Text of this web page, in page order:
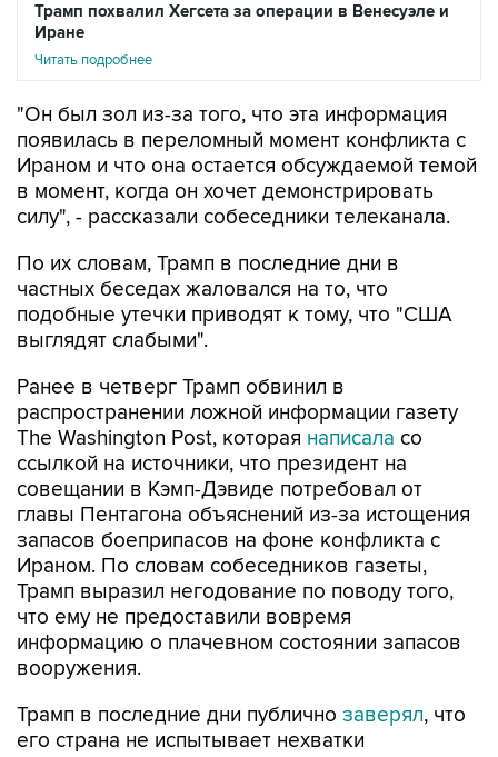
Трамп похвалил Хегсета за операции в Венесуэле и
Иране
Читать подробнее
"Он был зол из-за того, что эта информация
появилась в переломный момент конфликта с
Ираном и что она остается обсуждаемой темой
в момент, когда он хочет демонстрировать
силу", - рассказали собеседники телеканала.
По их словам, Трамп в последние дни в
частных беседах жаловался на то, что
подобные утечки приводят к тому, что "США
выглядят слабыми".
Ранее в четверг Трамп обвинил в
распространении ложной информации газету
The Washington Post, которая написала со
ссылкой на источники, что президент на
совещании в Кэмп-Дэвиде потребовал от
главы Пентагона объяснений из-за истощения
запасов боеприпасов на фоне конфликта с
Ираном. По словам собеседников газеты,
Трамп выразил негодование по поводу того,
что ему не предоставили вовремя
информацию о плачевном состоянии запасов
вооружения.
Трамп в последние дни публично заверял, что
его страна не испытывает нехватки